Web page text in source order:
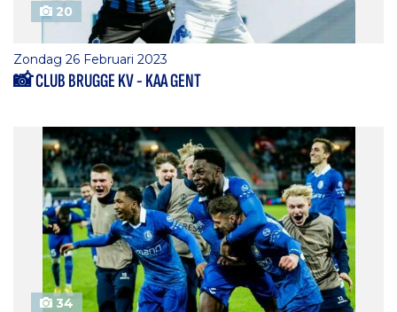
20
Zondag 26 Februari 2023
📸 CLUB BRUGGE KV - KAA GENT
34